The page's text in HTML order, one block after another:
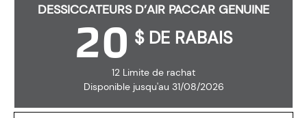
DESSICCATEURS D’AIR PACCAR GENUINE
12 Limite de rachat
Disponible jusqu'au 31/08/2026
20 $ DE RABAIS